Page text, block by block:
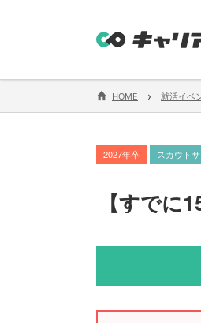
HOME › 就活イベ
2027年卒 スカウト
【すでに